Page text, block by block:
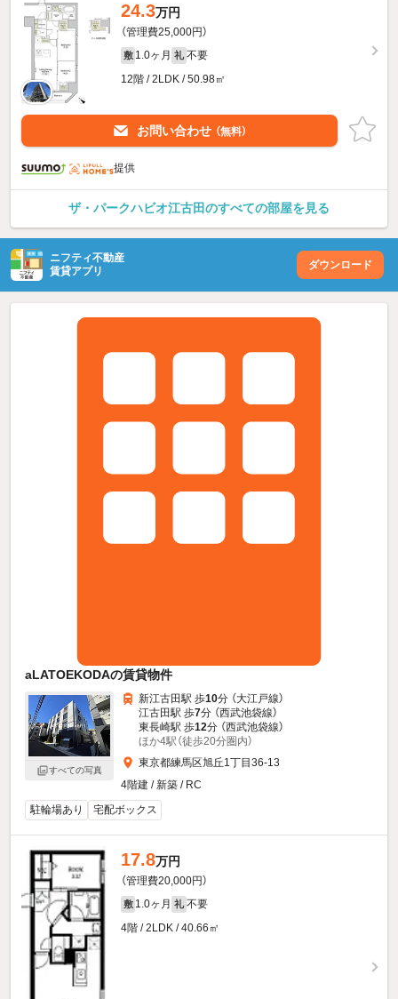
24.3万円
（管理費25,000円）
敷 1.0ヶ月 礼 不要
12階 / 2LDK / 50.98㎡
お問い合わせ （無料）
提供
ザ・パークハビオ江古田のすべての部屋を見る
ニフティ不動産
賃貸アプリ
ダウンロード
aLATOEKODAの賃貸物件
すべての写真
新江古田駅 歩10分 （大江戸線）
江古田駅 歩7分 （西武池袋線）
東長崎駅 歩12分 （西武池袋線）
ほか4駅（徒歩20分圏内）
東京都練馬区旭丘1丁目36-13
4階建 / 新築 / RC
駐輪場あり
宅配ボックス
17.8万円
（管理費20,000円）
敷 1.0ヶ月 礼 不要
4階 / 2LDK / 40.66㎡